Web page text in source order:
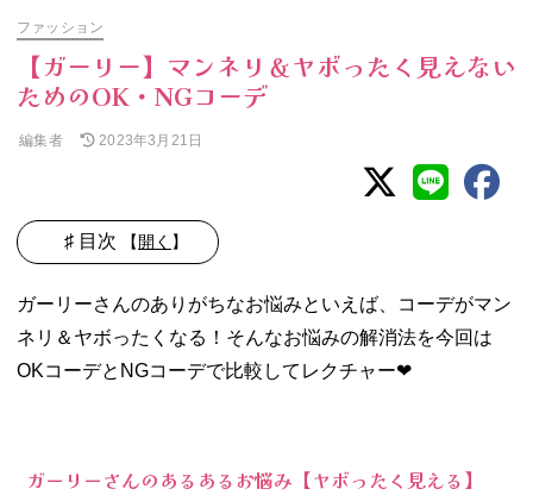
ファッション
【ガーリー】マンネリ＆ヤボったく見えない
ためのOK・NGコーデ
編集者 2023年3月21日
♯ 目次 【開く 】
のあるあるお悩
み【ヤボったく
− ガーリーさん
ガーリーさんのありがちなお悩みといえば、コーデがマン
ネリ＆ヤボったくなる！そんなお悩みの解消法を今回は
OKコーデとNGコーデで比較してレクチャー❤︎
ガーリーさんのあるあるお悩み【ヤボったく見える】